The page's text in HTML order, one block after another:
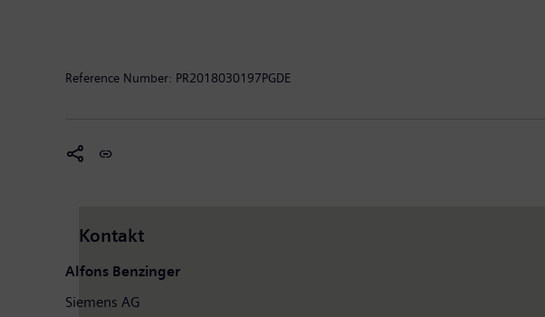
weltweit rund 377.000 Beschäftigte. Weitere Informationen finden Sie im
Reference Number: PR2018030197PGDE
Kontakt
Alfons Benzinger
Siemens AG